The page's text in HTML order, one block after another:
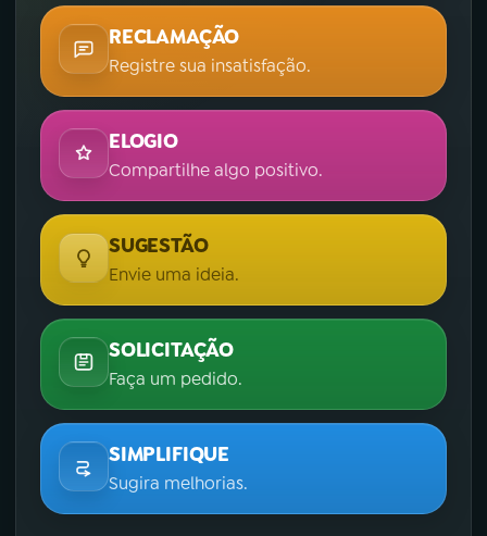
RECLAMAÇÃO
Registre sua insatisfação.
ELOGIO
Compartilhe algo positivo.
SUGESTÃO
Envie uma ideia.
SOLICITAÇÃO
Faça um pedido.
SIMPLIFIQUE
Sugira melhorias.